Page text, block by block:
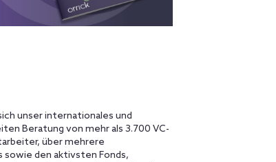
unser internationales und
Beratung von mehr als 3.700 VC-
über mehrere
sowie den aktivsten Fonds,